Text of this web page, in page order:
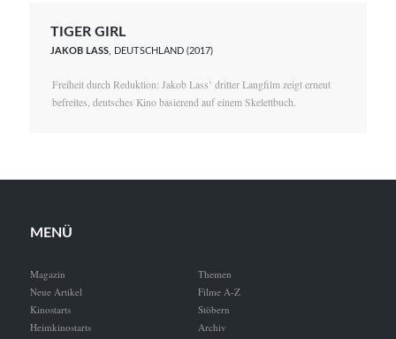
TIGER GIRL
JAKOB LASS , DEUTSCHLAND (2017)
Freiheit durch Reduktion: Jakob Lass’ dritter Langfilm zeigt erneut
befreites, deutsches Kino basierend auf einem Skelettbuch.
MENÜ
Magazin
Neue Artikel
Kinostarts
Heimkinostarts
Themen
Filme A-Z
Stöbern
Archiv